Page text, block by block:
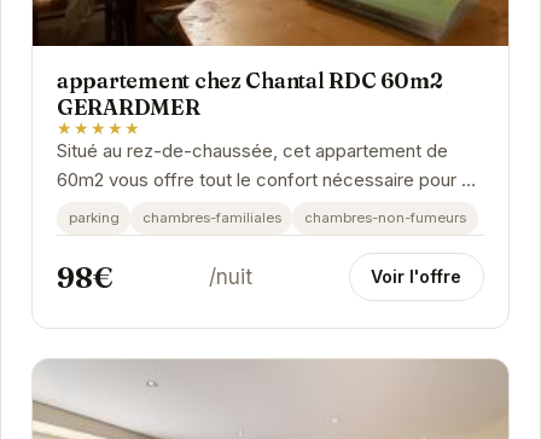
appartement chez Chantal RDC 60m2
GERARDMER
★★★★★
Situé au rez-de-chaussée, cet appartement de
60m2 vous offre tout le confort nécessaire pour un
séjour agréable à Gérardmer. Lumineux et...
parking chambres-familiales chambres-non-fumeurs
98€ /nuit Voir l'offre